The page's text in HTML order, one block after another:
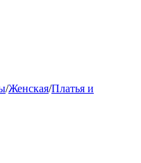
/Женская/Платья и